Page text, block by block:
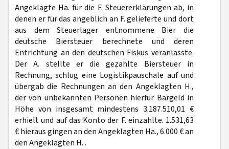
Angeklagte Ha. für die F. Steuererklärungen ab, in
denen er für das angeblich an F. gelieferte und dort
aus dem Steuerlager entnommene Bier die
deutsche Biersteuer berechnete und deren
Entrichtung an den deutschen Fiskus veranlasste.
Der A. stellte er die gezahlte Biersteuer in
Rechnung, schlug eine Logistikpauschale auf und
übergab die Rechnungen an den Angeklagten H.,
der von unbekannten Personen hierfür Bargeld in
Höhe von insgesamt mindestens 3.187.510,01 €
erhielt und auf das Konto der F. einzahlte. 1.531,63
€ hieraus gingen an den Angeklagten Ha., 6.000 € an
den Angeklagten H. .